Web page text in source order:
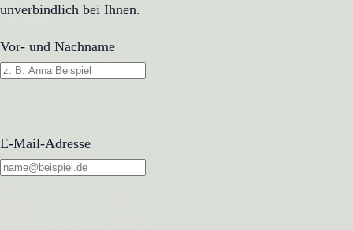
unverbindlich bei Ihnen.
Vor- und Nachname
E-Mail-Adresse